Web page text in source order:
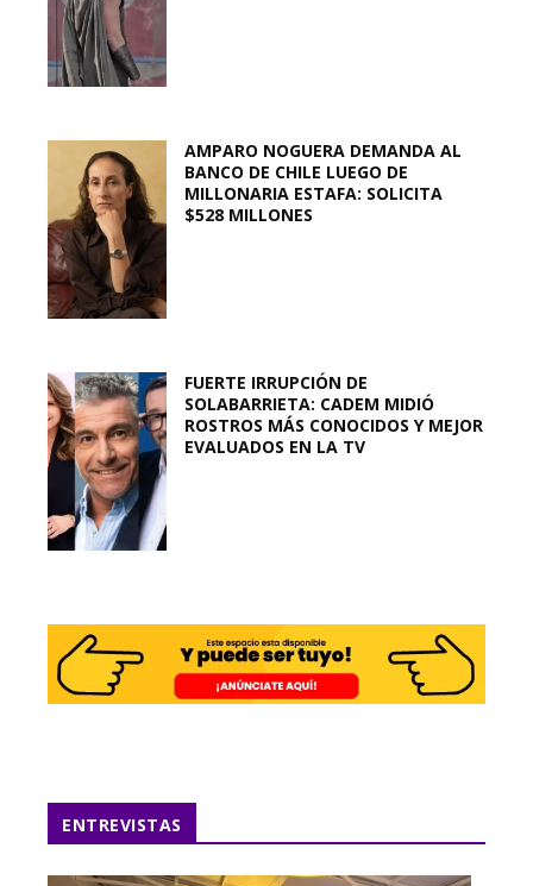
AMPARO NOGUERA DEMANDA AL
BANCO DE CHILE LUEGO DE
MILLONARIA ESTAFA: SOLICITA
$528 MILLONES
FUERTE IRRUPCIÓN DE
SOLABARRIETA: CADEM MIDIÓ
ROSTROS MÁS CONOCIDOS Y MEJOR
EVALUADOS EN LA TV
ENTREVISTAS